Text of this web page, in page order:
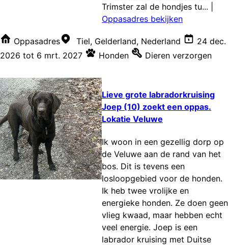
Trimster zal de hondjes tu...
Oppasadres bekijken
Oppasadres Tiel, Gelderland, Nederland
24 dec.
2026 tot 6 mrt. 2027 Honden Dieren verzorgen
Lieve grote labradorkruising
Joep (10) zoekt een oppas.
Lokatie Veluwe
Ik woon in een gezellig dorp op
de Veluwe aan de rand van het
bos. Dit is tevens een
losloopgebied voor de honden.
Ik heb twee vrolijke en
energieke honden. Ze doen geen
vlieg kwaad, maar hebben echt
veel energie. Joep is een
labrador kruising met Duitse